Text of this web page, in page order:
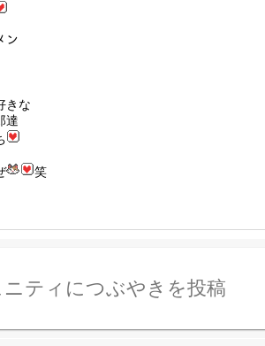
ン
きな
達
笑
ニティにつぶやきを投稿